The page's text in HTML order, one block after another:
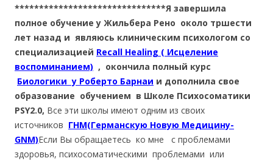
*******************************Я завершила
полное обучение у Жильбера Рено около тршести
лет назад и являюсь клиническим психологом со
специализацией Recall Healing ( Исцеление
воспоминанием) , окончила полный курс
Биологики у Роберто Барнаи и дополнила свое
образование обучением в Школе Психосоматики
PSY2.0, Все эти школы имеют одним из своих
источников ГНМ(Германскую Новую Медицину-
GNM)Если Вы обращаетесь ко мне с проблемами
здоровья, психосоматическими проблемами или